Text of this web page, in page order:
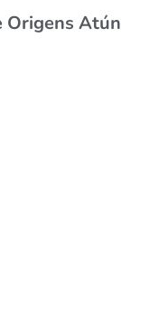
Origens Atún